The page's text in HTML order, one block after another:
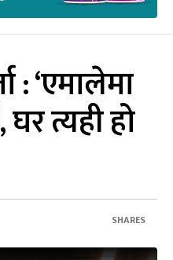
: ‘एमालेमा
घर त्यही हो
SHARES